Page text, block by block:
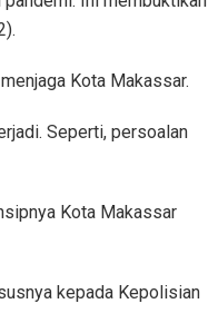
Kota Makassar.
Seperti, persoalan
Kota Makassar
kepada Kepolisian